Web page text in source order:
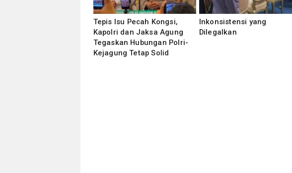
Tepis Isu Pecah Kongsi,
Kapolri dan Jaksa Agung
Tegaskan Hubungan Polri-
Kejagung Tetap Solid
Inkonsistensi yang
Dilegalkan